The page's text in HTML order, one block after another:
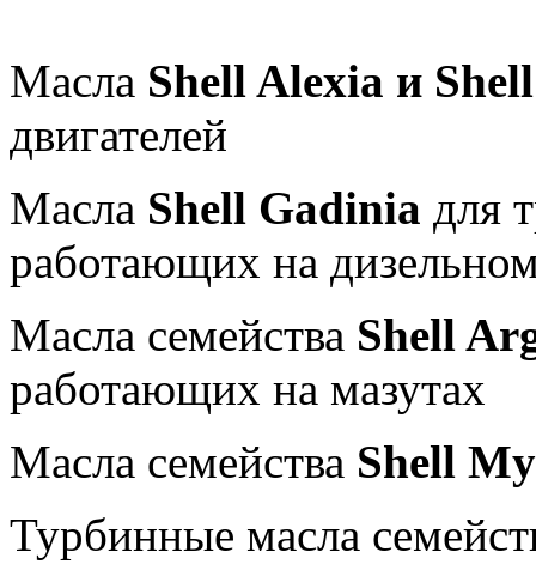
Масла Shell Alexia и
двигателей
Масла Shell Gadinia для
работающих на
Масла семейства Shell
работающих на мазутах
Масла семейства Shell
Турбинные масла